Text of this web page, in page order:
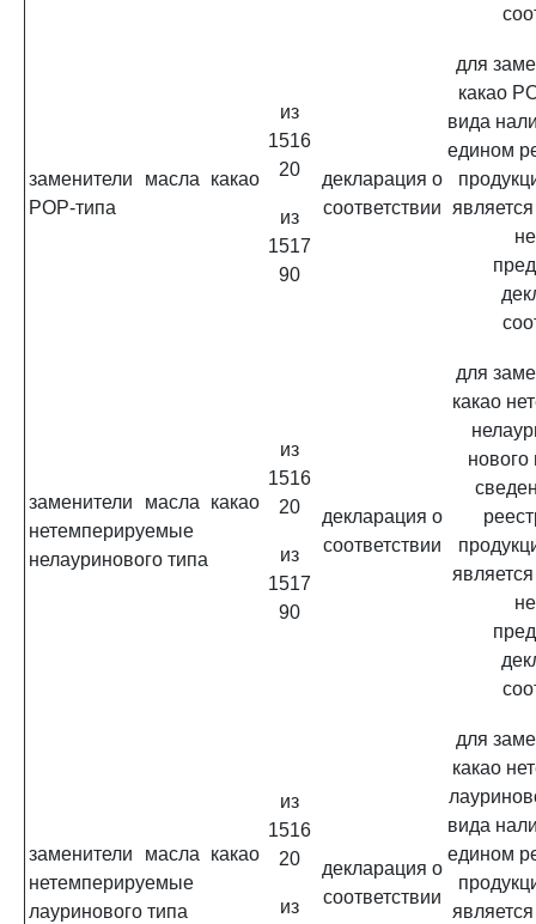
заменители масла какао
POP-типа
из
1516
20
из
1517
90
декларация о
соответствии
для
какао
вида
едином
заменители масла какао
нетемперируемые
нелауринового типа
из
1516
20
из
1517
90
декларация о
соответствии
для
какао
нового
заменители масла какао
нетемперируемые
лауринового типа
из
1516
20
из
декларация о
соответствии
для
какао
вида
едином